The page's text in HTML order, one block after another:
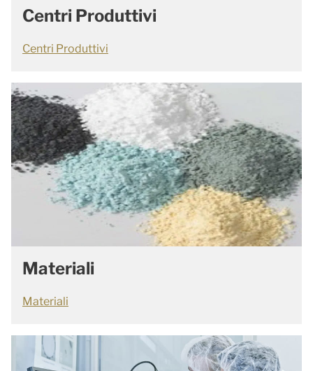
Centri Produttivi
Centri Produttivi
Materiali
Materiali